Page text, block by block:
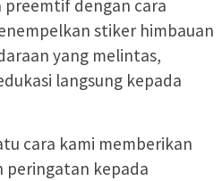
preemtif dengan cara
stiker himbauan
yang melintas,
langsung kepada
cara kami memberikan
peringatan kepada